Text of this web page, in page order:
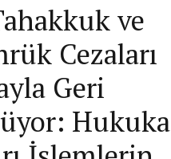
ve
Cezaları
Geri
Hukuka